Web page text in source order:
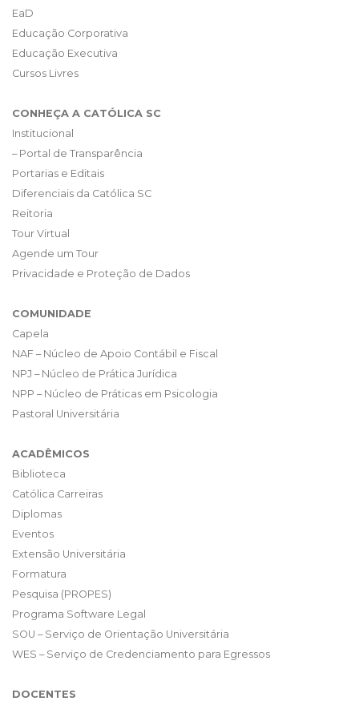
EaD
Educação Corporativa
Educação Executiva
Cursos Livres
CONHEÇA A CATÓLICA SC
Institucional
– Portal de Transparência
Portarias e Editais
Diferenciais da Católica SC
Reitoria
Tour Virtual
Agende um Tour
Privacidade e Proteção de Dados
COMUNIDADE
Capela
NAF – Núcleo de Apoio Contábil e Fiscal
NPJ – Núcleo de Prática Jurídica
NPP – Núcleo de Práticas em Psicologia
Pastoral Universitária
ACADÊMICOS
Biblioteca
Católica Carreiras
Diplomas
Eventos
Extensão Universitária
Formatura
Pesquisa (PROPES)
Programa Software Legal
SOU – Serviço de Orientação Universitária
WES – Serviço de Credenciamento para Egressos
DOCENTES